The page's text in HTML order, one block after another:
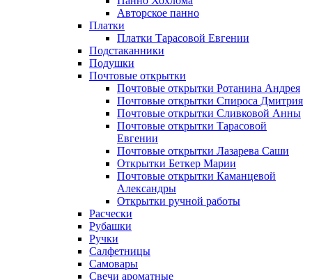
Авторское панно
Платки
Платки Тарасовой Евгении
Подстаканники
Подушки
Почтовые открытки
Почтовые открытки Ротанина Андрея
Почтовые открытки Спироса Дмитрия
Почтовые открытки Сливковой Анны
Почтовые открытки Тарасовой
Евгении
Почтовые открытки Лазарева Саши
Открытки Беткер Марии
Почтовые открытки Каманцевой
Александры
Открытки ручной работы
Расчески
Рубашки
Ручки
Салфетницы
Самовары
Свечи ароматные